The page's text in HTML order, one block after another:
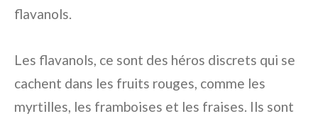
flavanols.
Les flavanols, ce sont des héros discrets qui se
cachent dans les fruits rouges, comme les
myrtilles, les framboises et les fraises. Ils sont